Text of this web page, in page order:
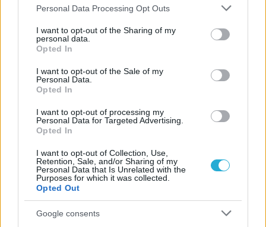
Please note that this website/app uses one or more Google
not limited to your visit or usage behaviour. You may click to
grant or deny consent to Google and its third-party tags to
use your data for below specified purposes in below Google
consent section.
Personal Data Processing Opt Outs
I want to opt-out of the Sharing of my
personal data.
Opted In
I want to opt-out of the Sale of my
Personal Data.
Opted In
I want to opt-out of processing my
Personal Data for Targeted Advertising.
Opted In
I want to opt-out of Collection, Use,
Retention, Sale, and/or Sharing of my
Personal Data that Is Unrelated with the
Purposes for which it was collected.
Opted Out
Google consents